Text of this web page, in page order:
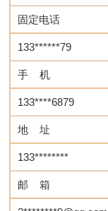
固定电话
133******79
手 机
133****6879
地 址
133********
邮 箱